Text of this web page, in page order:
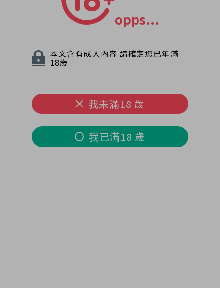
本文含有成人內容 請確定您已年滿
18歲
我未滿18 歲
我已滿18 歲